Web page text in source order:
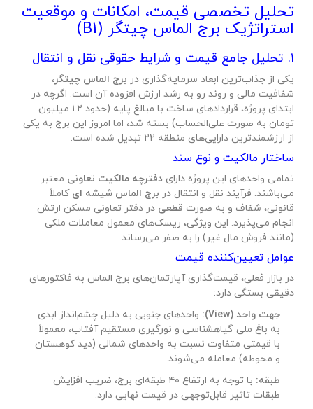
تحلیل تخصصی قیمت، امکانات و موقعیت
استراتژیک برج الماس چیتگر (B1)
یکی از جذاب‌ترین ابعاد سرمایه‌گذاری دربرج الماس چیتگر،
شفافیت مالی و روند رو به رشد ارزش افزوده آن است. اگرچه در
ابتدای پروژه، قراردادهای ساخت با مبالغ پایه (حدود ۱.۲ میلیون
تومان به صورت علی‌الحساب) بسته شد، اما امروز این برج به یکی
از ارزشمندترین دارایی‌های منطقه ۲۲ تبدیل شده است.
ساختار مالکیت و نوع سند
تمامی واحدهای این پروژه دارایدفترچه مالکیت تعاونیمعتبر
می‌باشند. فرآیند نقل و انتقال دربرج الماس شیشه ایکاملاً
قانونی، شفاف و به صورتقطعیدر دفتر تعاونی مسکن ارتش
انجام می‌پذیرد. این ویژگی، ریسک‌های معمول معاملات ملکی
(مانند فروش مال غیر) را به صفر می‌رساند.
عوامل تعیین‌کننده قیمت
در بازار فعلی، قیمت‌گذاری آپارتمان‌های برج الماس به فاکتورهای
دقیقی بستگی دارد:
جهت واحد (View):
واحدهای جنوبی به دلیل چشم‌انداز ابدی
به باغ ملی گیاهشناسی و نورگیری مستقیم آفتاب، معمولاً
با قیمتی متفاوت نسبت به واحدهای شمالی (دید کوهستان
و محوطه) معامله می‌شوند.
طبقه:
با توجه به ارتفاع ۴۰ طبقه‌ای برج، ضریب افزایش
طبقات تاثیر قابل‌توجهی در قیمت نهایی دارد.